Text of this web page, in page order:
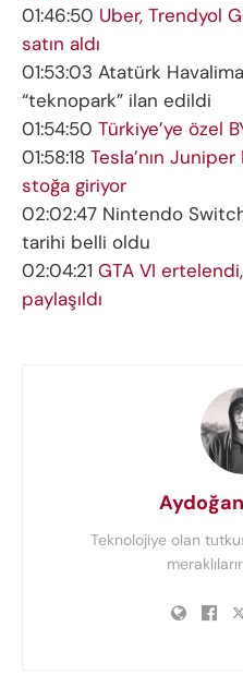
01:46:50 Uber, Trendyol
satın aldı
01:53:03 Atatürk
“teknopark” ilan edildi
01:54:50 Türkiye’ye özel
01:58:18 Tesla’nın
stoğa giriyor
02:02:47 Nintendo
tarihi belli oldu
02:04:21 GTA VI
paylaşıldı
Teknolojiye olan